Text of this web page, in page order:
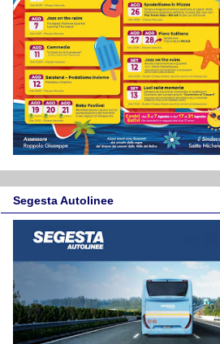
Segesta Autolinee